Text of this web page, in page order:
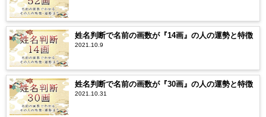
姓名判断で名前の画数が『14画』の人の運勢と特徴
2021.10.9
姓名判断で名前の画数が『30画』の人の運勢と特徴
2021.10.31